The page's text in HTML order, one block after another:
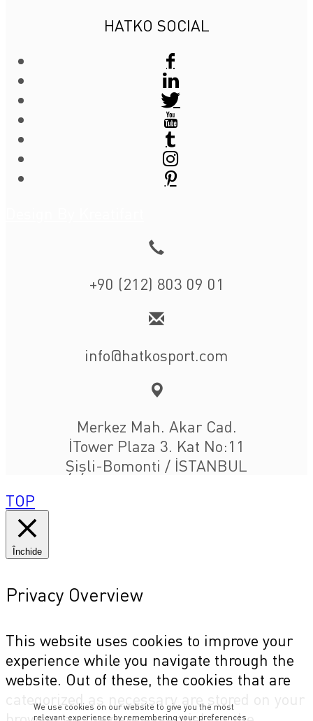
HATKO SOCIAL
+90 (212) 803 09 01
info@hatkosport.com
Merkez Mah. Akar Cad.
İTower Plaza 3. Kat No:11
Şişli-Bomonti / İSTANBUL
TOP
We use cookies on our website to give you the most
relevant experience by remembering your preferences
Închide
Privacy Overview
This website uses cookies to improve your
experience while you navigate through the
website. Out of these, the cookies that are